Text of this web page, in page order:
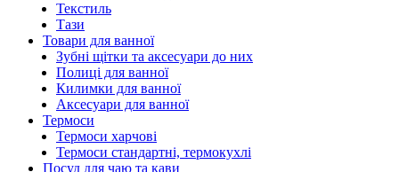
Текстиль
Тази
Товари для ванної
Зубні щітки та аксесуари до них
Полиці для ванної
Килимки для ванної
Аксесуари для ванної
Термоси
Термоси харчові
Термоси стандартні, термокухлі
Посуд для чаю та кави